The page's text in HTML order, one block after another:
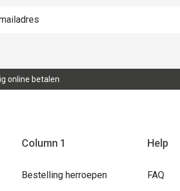
online betalen
Column 1
Bestelling herroepen
Help
FAQ